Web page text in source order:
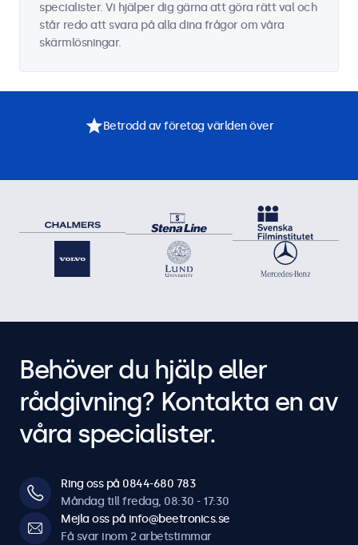
specialister. Vi hjälper dig gärna att göra rätt val och
står redo att svara på alla dina frågor om våra
skärmlösningar.
Betrodd av företag världen över
Behöver du hjälp eller
rådgivning? Kontakta en av
våra specialister.
Ring oss på 0844-680 783
Måndag till fredag, 08:30 - 17:30
Mejla oss på info@beetronics.se
Få svar inom 2 arbetstimmar